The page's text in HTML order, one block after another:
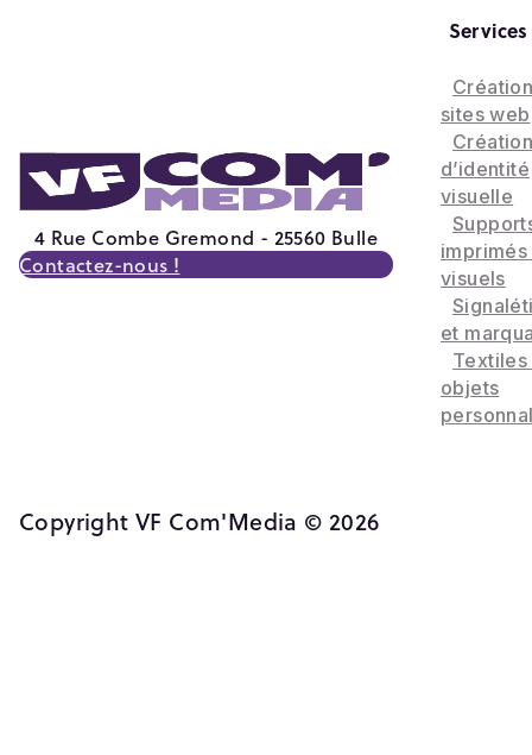
4 Rue Combe Gremond - 25560 Bulle
Contactez-nous !
Services
sites web
d’identité
visuelle
imprimés
visuels
et
Textiles
objets
Copyright VF Com'Media © 2026